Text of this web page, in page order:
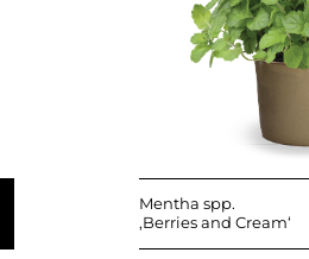
Mentha spp.
‚Berries and Cream‘